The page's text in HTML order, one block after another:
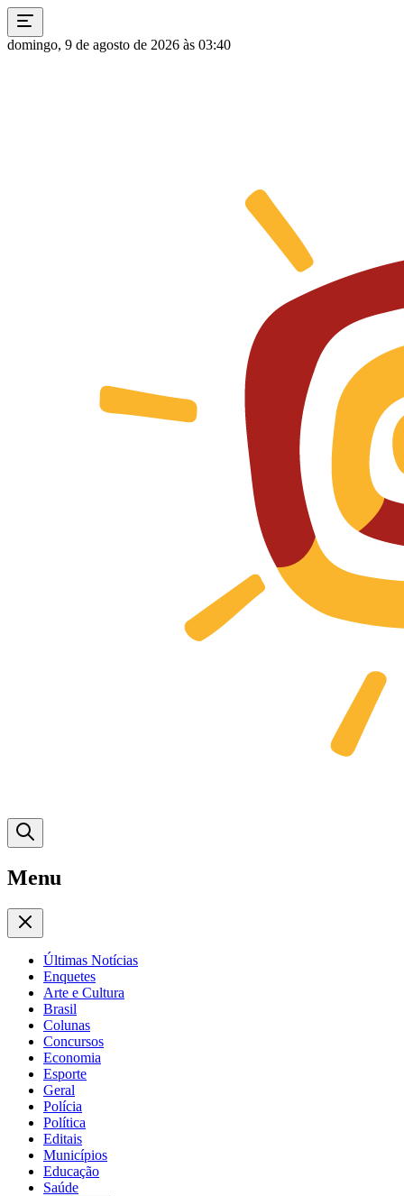
domingo, 9 de agosto de 2026 às 03:40
Menu
Últimas Notícias
Enquetes
Arte e Cultura
Brasil
Colunas
Concursos
Economia
Esporte
Geral
Polícia
Política
Editais
Municípios
Educação
Saúde